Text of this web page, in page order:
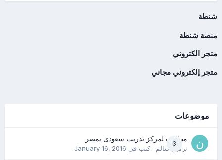
شنطة
منصة شنطة
متجر الكتروني
متجر إلكتروني مجاني
موضوعات
3
مطلوب لمركز تدريب سعودى بمصر
نرمين سالم· كتب في January 16, 2016